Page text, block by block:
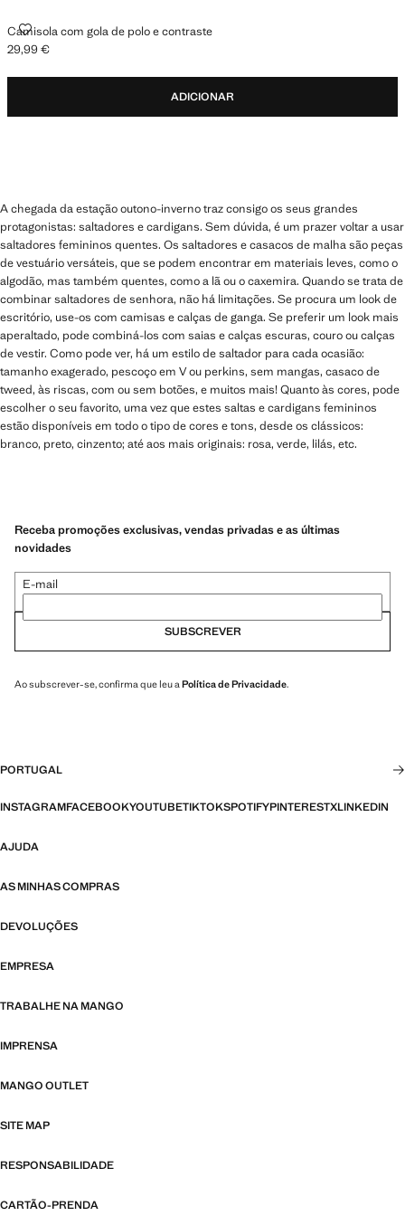
Camisola com gola de polo e contraste
CAMISOLA COM GOLA DE POLO E CONTRASTE
Preço atual [29,99 € ]
29,99 €
ADICIONAR
A chegada da estação outono-inverno traz consigo os seus grandes
protagonistas: saltadores e cardigans. Sem dúvida, é um prazer voltar a usar
saltadores femininos quentes. Os saltadores e casacos de malha são peças
de vestuário versáteis, que se podem encontrar em materiais leves, como o
algodão, mas também quentes, como a lã ou o caxemira. Quando se trata de
combinar saltadores de senhora, não há limitações. Se procura um look de
escritório, use-os com camisas e calças de ganga. Se preferir um look mais
aperaltado, pode combiná-los com saias e calças escuras, couro ou calças
de vestir. Como pode ver, há um estilo de saltador para cada ocasião:
tamanho exagerado, pescoço em V ou perkins, sem mangas, casaco de
tweed, às riscas, com ou sem botões, e muitos mais! Quanto às cores, pode
escolher o seu favorito, uma vez que estes saltas e cardigans femininos
estão disponíveis em todo o tipo de cores e tons, desde os clássicos:
branco, preto, cinzento; até aos mais originais: rosa, verde, lilás, etc.
Receba promoções exclusivas, vendas privadas e as últimas
novidades
E-mail
SUBSCREVER
Ao subscrever-se, confirma que leu a Política de Privacidade.
PORTUGAL
INSTAGRAMFACEBOOKYOUTUBETIKTOKSPOTIFYPINTERESTXLINKEDIN
AJUDA
AS MINHAS COMPRAS
DEVOLUÇÕES
EMPRESA
TRABALHE NA MANGO
IMPRENSA
MANGO OUTLET
SITE MAP
RESPONSABILIDADE
CARTÃO-PRENDA